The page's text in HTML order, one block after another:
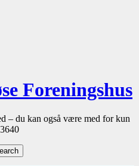
Foreningshus
– du kan også være med for kun